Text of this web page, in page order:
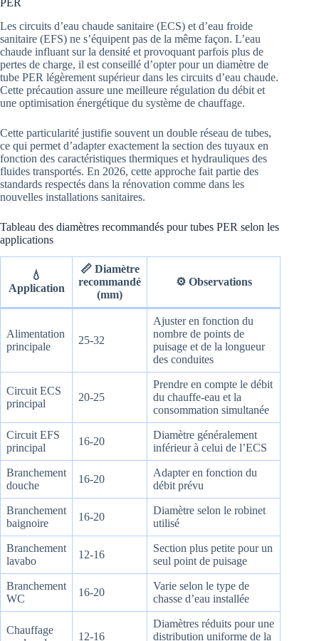
Les circuits d’eau chaude sanitaire (ECS) et d’eau froide
sanitaire (EFS) ne s’équipent pas de la même façon. L’eau
chaude influant sur la densité et provoquant parfois plus de
pertes de charge, il est conseillé d’opter pour un diamètre de
tube PER légèrement supérieur dans les circuits d’eau chaude.
Cette précaution assure une meilleure régulation du débit et
une optimisation énergétique du système de chauffage.
Cette particularité justifie souvent un double réseau de tubes,
ce qui permet d’adapter exactement la section des tuyaux en
fonction des caractéristiques thermiques et hydrauliques des
fluides transportés. En 2026, cette approche fait partie des
standards respectés dans la rénovation comme dans les
nouvelles installations sanitaires.
Tableau des diamètres recommandés pour tubes PER selon les
applications
💧
Application
📏 Diamètre
recommandé
(mm)
⚙️ Observations
Alimentation
principale
25-32
Ajuster en fonction du
nombre de points de
puisage et de la longueur
des conduites
Circuit ECS
principal
20-25
Prendre en compte le débit
du chauffe-eau et la
consommation simultanée
Circuit EFS
principal
16-20
Diamètre généralement
inférieur à celui de l’ECS
Branchement
douche
16-20
Adapter en fonction du
débit prévu
Branchement
baignoire
16-20
Diamètre selon le robinet
utilisé
Branchement
lavabo
12-16
Section plus petite pour un
seul point de puisage
Branchement
WC
16-20
Varie selon le type de
chasse d’eau installée
Chauffage
12-16
Diamètres réduits pour une
distribution uniforme de la